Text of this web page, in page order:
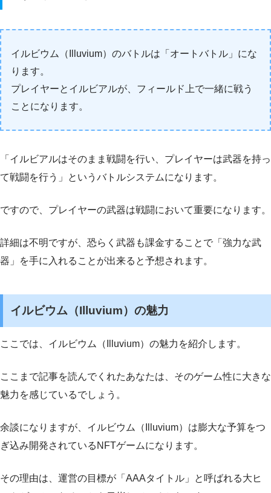
イルビウム（Illuvium）のバトルは「オートバトル」にな
ります。
プレイヤーとイルビアルが、フィールド上で一緒に戦う
ことになります。
「イルビアルはそのまま戦闘を行い、プレイヤーは武器を持っ
て戦闘を行う」というバトルシステムになります。
ですので、プレイヤーの武器は戦闘において重要になります。
詳細は不明ですが、恐らく武器も課金することで「強力な武
器」を手に入れることが出来ると予想されます。
イルビウム（Illuvium）の魅力
ここでは、イルビウム（Illuvium）の魅力を紹介します。
ここまで記事を読んでくれたあなたは、そのゲーム性に大きな
魅力を感じているでしょう。
余談になりますが、イルビウム（Illuvium）は膨大な予算をつ
ぎ込み開発されているNFTゲームになります。
その理由は、運営の目標が「AAAタイトル」と呼ばれる大ヒ